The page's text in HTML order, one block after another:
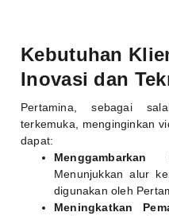
Kebutuhan
Inovasi dan
Pertamina, sebagai
terkemuka, menginginkan
dapat:
Menunjukkan alur
digunakan oleh
Meningkatkan